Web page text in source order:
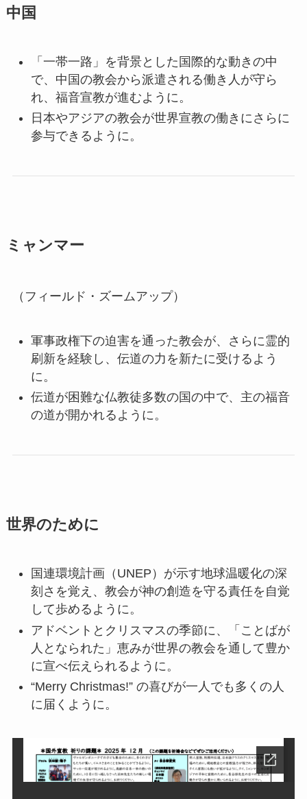
中国
「一帯一路」を背景とした国際的な動きの中
で、中国の教会から派遣される働き人が守ら
れ、福音宣教が進むように。
日本やアジアの教会が世界宣教の働きにさらに
参与できるように。
ミャンマー
（フィールド・ズームアップ）
軍事政権下の迫害を通った教会が、さらに霊的
刷新を経験し、伝道の力を新たに受けるよう
に。
伝道が困難な仏教徒多数の国の中で、主の福音
の道が開かれるように。
世界のために
国連環境計画（UNEP）が示す地球温暖化の深
刻さを覚え、教会が神の創造を守る責任を自覚
して歩めるように。
アドベントとクリスマスの季節に、「ことばが
人となられた」恵みが世界の教会を通して豊か
に宣べ伝えられるように。
“Merry Christmas!” の喜びが一人でも多くの人
に届くように。